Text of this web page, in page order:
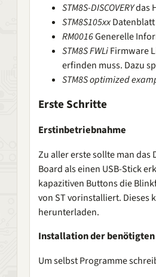
STM8S-DISCOVERYdas
STM8S105xxDatenblatt
RM0016Generelle
STM8S FWLiFirmware
erfinden muss. Dazu
STM8S optimized
Erste Schritte
Erstinbetriebnahme
Zu aller erste sollte man das
Board als einen USB-Stick
kapazitiven Buttons die
von ST vorinstalliert. Dieses
herunterladen.
Installation der
Um selbst Programme